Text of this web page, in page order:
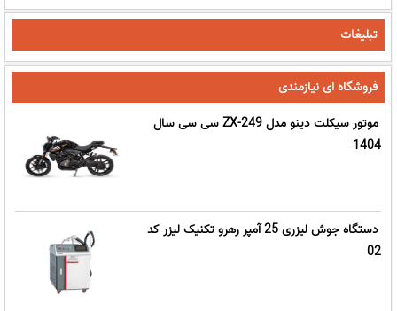
تبلیغات
فروشگاه ای نیازمندی
موتور سیکلت دینو مدل ZX-249 سی سی سال
1404
دستگاه جوش لیزری 25 آمپر رهرو تکنیک لیزر کد
02